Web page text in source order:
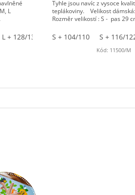
L
L + 128/134
Tyhle jsou navíc z vysoce
teplákoviny. Velikost
Rozměr velikostí : S - pas 29
S + 104/110 S + 116/
Kód: 11500/M